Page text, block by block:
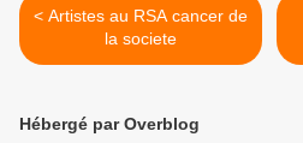
< Artistes au RSA cancer de
la societe
Hébergé par Overblog